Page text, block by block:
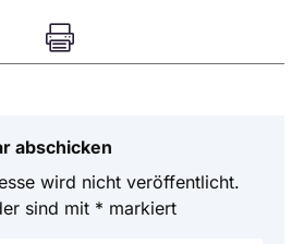

abschicken
wird nicht veröffentlicht.
sind mit * markiert